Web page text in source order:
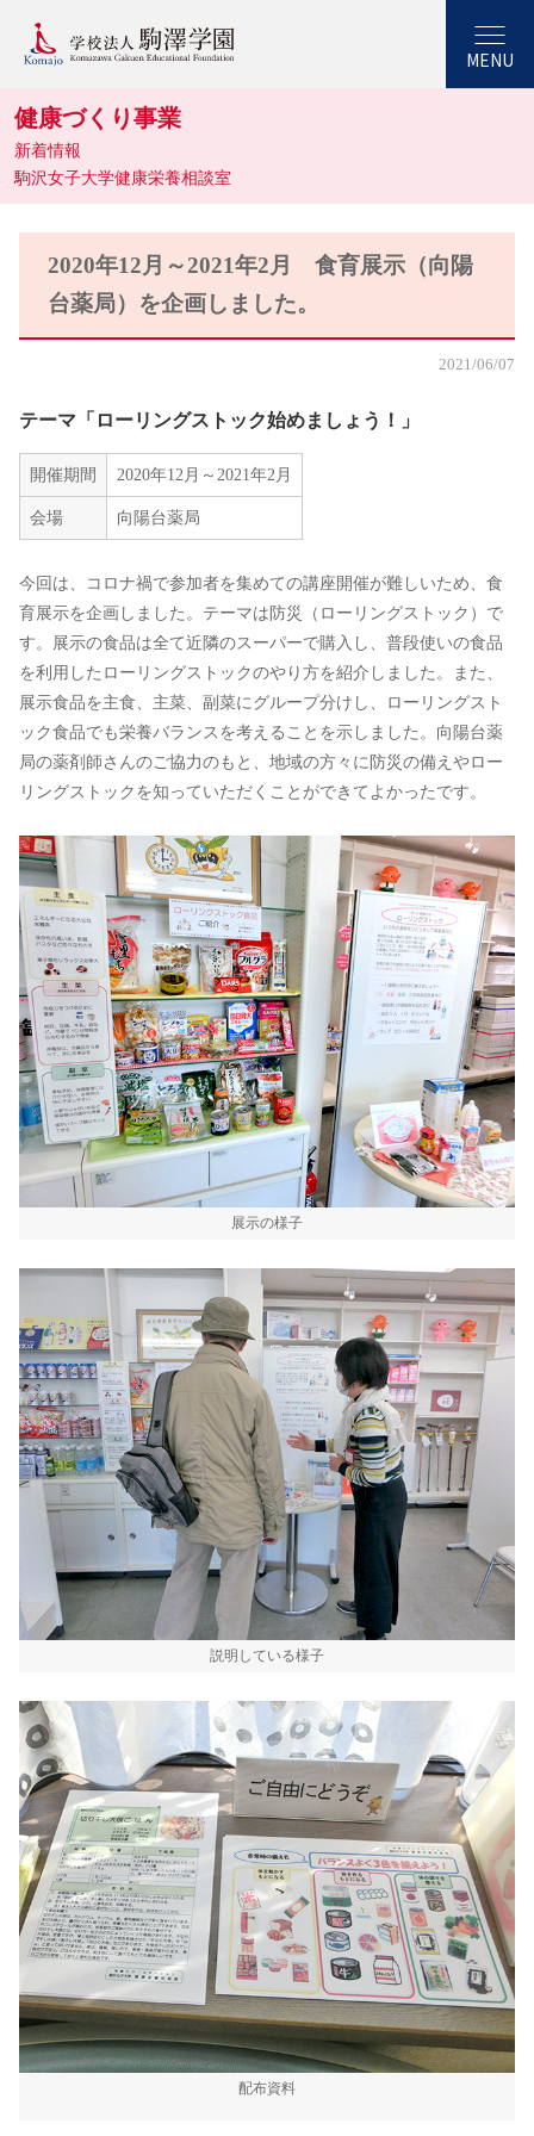
MENU
健康づくり事業
新着情報
駒沢女子大学健康栄養相談室
2020年12月～2021年2月 食育展示（向陽
台薬局）を企画しました。
2021/06/07
テーマ「ローリングストック始めましょう！」
開催期間 2020年12月～2021年2月
会場 向陽台薬局
今回は、コロナ禍で参加者を集めての講座開催が難しいため、食
育展示を企画しました。テーマは防災（ローリングストック）で
す。展示の食品は全て近隣のスーパーで購入し、普段使いの食品
を利用したローリングストックのやり方を紹介しました。また、
展示食品を主食、主菜、副菜にグループ分けし、ローリングスト
ック食品でも栄養バランスを考えることを示しました。向陽台薬
局の薬剤師さんのご協力のもと、地域の方々に防災の備えやロー
リングストックを知っていただくことができてよかったです。
展示の様子
説明している様子
配布資料